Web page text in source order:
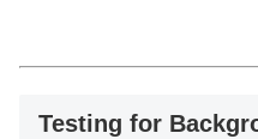
Testing for